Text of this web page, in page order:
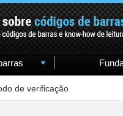
de verificação